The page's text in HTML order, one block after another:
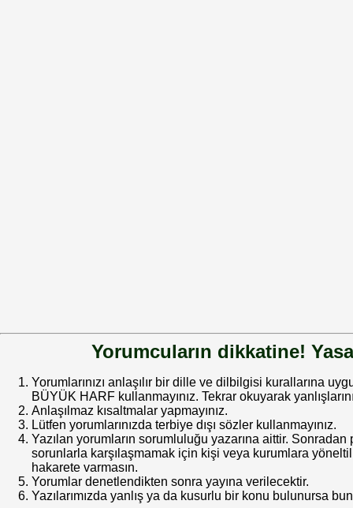
Yorumcuların dikkatine!
Yorumlarınızı anlaşılır bir dille ve dilbilgisi kurallarına
BÜYÜK HARF kullanmayınız. Tekrar okuyarak
Anlaşılmaz kısaltmalar yapmayınız.
Lütfen yorumlarınızda terbiye dışı sözler kullanmayınız.
Yazılan yorumların sorumluluğu yazarına aittir.
sorunlarla karşılaşmamak için kişi veya kurumlara
hakarete varmasın.
Yorumlar denetlendikten sonra yayına verilecektir.
Yazılarımızda yanlış ya da kusurlu bir konu bulunursa